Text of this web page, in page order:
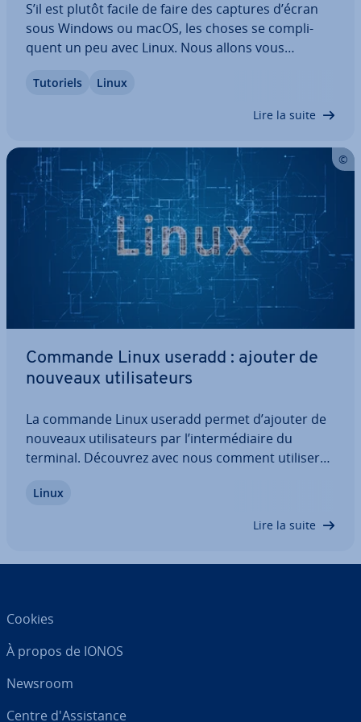
S’il est plutôt facile de faire des captures d’écran
sous Windows ou macOS, les choses se com­pli­
quent un peu avec Linux. Nous allons vous
screen­shots sous Linux à la fois rapides et pro­fes­
Tutoriels Linux
Lire la suite
Commande Linux useradd : ajouter de
nouveaux uti­li­sa­teurs
La commande Linux useradd permet d’ajouter de
nouveaux uti­li­sa­teurs par l’in­ter­mé­diaire du
terminal. Découvrez avec nous comment utiliser
propose. Vous avez envie de tester la commande
par vous-même ? Nous vous pré­sen­te­rons…
Linux
Lire la suite
Cookies
À propos de IONOS
Newsroom
Centre d'As­sis­tance